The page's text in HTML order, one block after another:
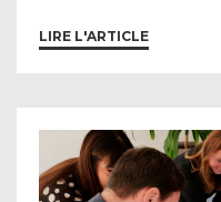
LIRE L'ARTICLE